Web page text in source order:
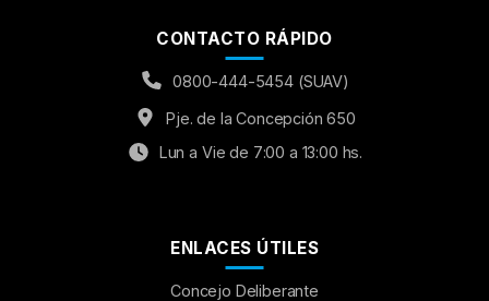
CONTACTO RÁPIDO
0800-444-5454 (SUAV)
Pje. de la Concepción 650
Lun a Vie de 7:00 a 13:00 hs.
ENLACES ÚTILES
Concejo Deliberante